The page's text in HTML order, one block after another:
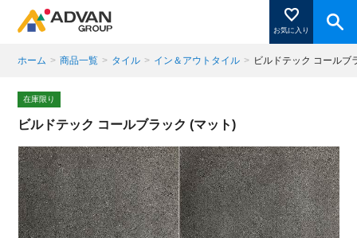
お気に入り
商品ページにある「お気に入り登録」を押すと登録した
商品がここに表示されます。
閉じる
ホーム > 商品一覧 > タイル > イン＆アウトタイル > ビルドテック コールブ
在庫限り
ビルドテック コールブラック (マット)